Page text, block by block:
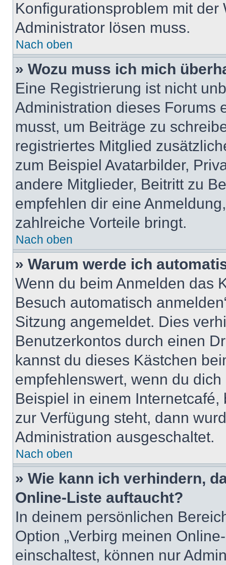
Konfigurationsproblem mit
Administrator lösen muss.
Nach oben
» Wozu muss ich mich
Eine Registrierung ist nicht
Administration dieses Forums
musst, um Beiträge zu
registriertes Mitglied
zum Beispiel Avatarbilder,
andere Mitglieder, Beitritt zu
empfehlen dir eine
zahlreiche Vorteile bringt.
Nach oben
» Warum werde ich
Wenn du beim Anmelden das
Besuch automatisch
Sitzung angemeldet. Dies
Benutzerkontos durch einen
kannst du dieses Kästchen
empfehlenswert, wenn du
Beispiel in einem
zur Verfügung steht, dann
Administration ausgeschaltet.
Nach oben
» Wie kann ich verhindern,
Online-Liste auftaucht?
In deinem persönlichen
Option „Verbirg meinen
einschaltest, können nur